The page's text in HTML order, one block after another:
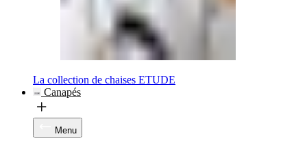
La collection de chaises ETUDE
Canapés
Menu